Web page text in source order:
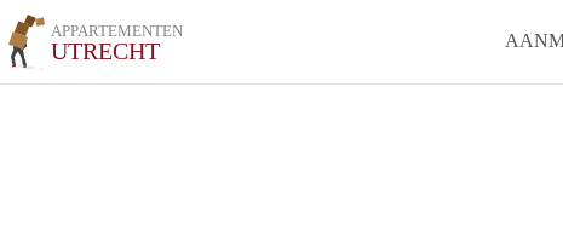
APPARTEMENTEN
UTRECHT